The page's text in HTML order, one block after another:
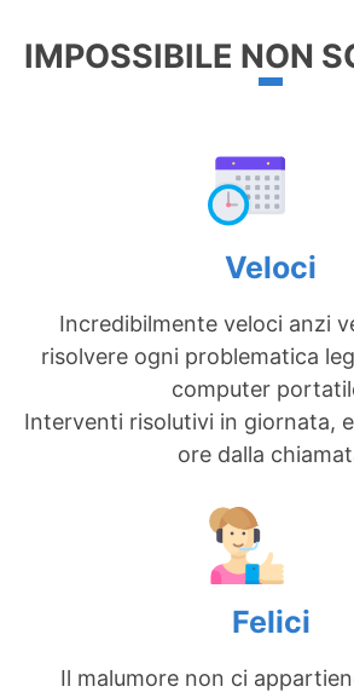
IMPOSSIBILE NON
Veloci
Incredibilmente veloci anzi
risolvere ogni problematica
computer
Interventi risolutivi in giornata,
ore dalla
Felici
Il malumore non ci